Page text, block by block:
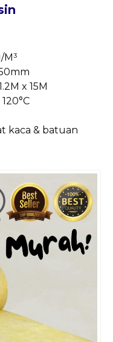
M³
x 15M
kaca & batuan